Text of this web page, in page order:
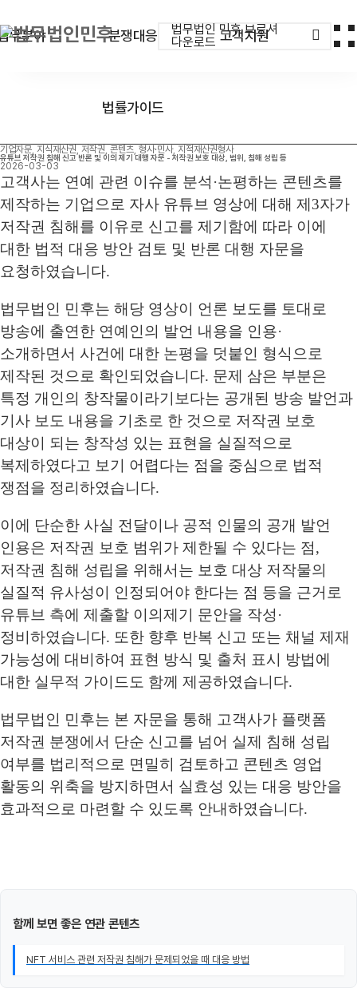
법무법인 민후 브로셔
다운로드
무분야 분쟁대응
법률가이드
고객지원
기업자문, 지식재산권, 저작권, 콘텐츠, 형사·민사, 지적재산권형사
유튜브 저작권 침해 신고 반론 및 이의 제기 대행 자문 - 저작권 보호 대상, 범위, 침해 성립 등
2026-03-03
고객사는 연예 관련 이슈를 분석·논평하는 콘텐츠를
제작하는 기업으로 자사 유튜브 영상에 대해 제3자가
저작권 침해를 이유로 신고를 제기함에 따라 이에
대한 법적 대응 방안 검토 및 반론 대행 자문을
요청하였습니다.
법무법인 민후는 해당 영상이 언론 보도를 토대로
방송에 출연한 연예인의 발언 내용을 인용·
소개하면서 사건에 대한 논평을 덧붙인 형식으로
제작된 것으로 확인되었습니다. 문제 삼은 부분은
특정 개인의 창작물이라기보다는 공개된 방송 발언과
기사 보도 내용을 기초로 한 것으로 저작권 보호
대상이 되는 창작성 있는 표현을 실질적으로
복제하였다고 보기 어렵다는 점을 중심으로 법적
쟁점을 정리하였습니다.
이에 단순한 사실 전달이나 공적 인물의 공개 발언
인용은 저작권 보호 범위가 제한될 수 있다는 점,
저작권 침해 성립을 위해서는 보호 대상 저작물의
실질적 유사성이 인정되어야 한다는 점 등을 근거로
유튜브 측에 제출할 이의제기 문안을 작성·
정비하였습니다. 또한 향후 반복 신고 또는 채널 제재
가능성에 대비하여 표현 방식 및 출처 표시 방법에
대한 실무적 가이드도 함께 제공하였습니다.
법무법인 민후는 본 자문을 통해 고객사가 플랫폼
저작권 분쟁에서 단순 신고를 넘어 실제 침해 성립
여부를 법리적으로 면밀히 검토하고 콘텐츠 영업
활동의 위축을 방지하면서 실효성 있는 대응 방안을
효과적으로 마련할 수 있도록 안내하였습니다.
함께 보면 좋은 연관 콘텐츠
NFT 서비스 관련 저작권 침해가 문제되었을 때 대응 방법